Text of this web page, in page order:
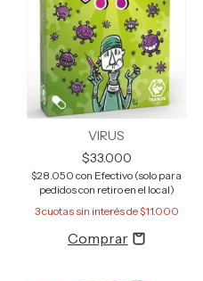
VIRUS
$33.000
$28.050 con Efectivo (solo para
pedidos con retiro en el local)
3cuotas sin interés de$11.000